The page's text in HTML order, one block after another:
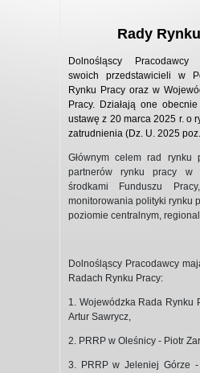
Rady
Dolnośląscy
swoich przedstawicieli w
Rynku Pracy oraz w
Pracy. Działają one
ustawę z 20 marca 2025 r. o
zatrudnienia (Dz. U. 2025
Głównym celem rad rynku
partnerów rynku pracy w
środkami Funduszu
monitorowania polityki rynku
poziomie centralnym,
Dolnośląscy Pracodawcy
Radach Rynku Pracy:
1. Wojewódzka Rada Rynku
Artur Sawrycz,
2. PRRP w Oleśnicy - Piotr
3. PRRP w Jeleniej Górze -